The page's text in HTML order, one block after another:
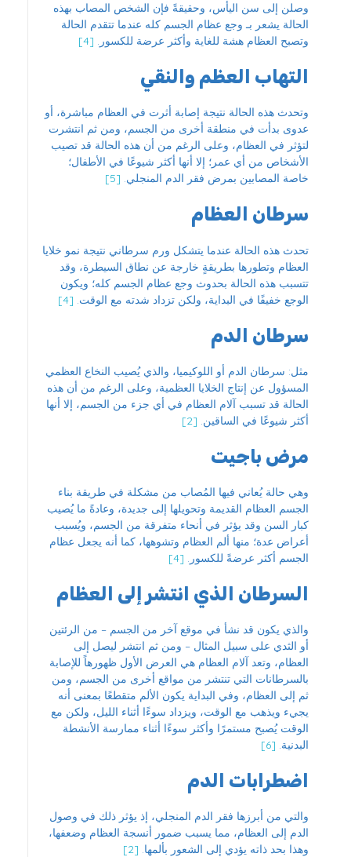
وصلن إلى سن اليأس، وحقيقةً فإن الشخص المصاب بهذه
الحالة يشعر بـ وجع عظام الجسم كله عندما تتقدم الحالة
وتصبح العظام هشة للغاية وأكثر عرضة للكسور. [4]
التهاب العظم والنقي
وتحدث هذه الحالة نتيجة إصابة أثرت في العظام مباشرة، أو
عدوى بدأت في منطقة أخرى من الجسم، ومن ثم انتشرت
لتؤثر في العظام، وعلى الرغم من أن هذه الحالة قد تصيب
الأشخاص من أي عمر؛ إلا أنها أكثر شيوعًا في الأطفال؛
خاصة المصابين بمرض فقر الدم المنجلي. [5]
سرطان العظام
تحدث هذه الحالة عندما يتشكل ورم سرطاني نتيجة نمو خلايا
العظام وتطورها بطريقةٍ خارجة عن نطاق السيطرة، وقد
تتسبب هذه الحالة بحدوث وجع عظام الجسم كله؛ ويكون
الوجع خفيفًا في البداية، ولكن تزداد شدته مع الوقت. [4]
سرطان الدم
مثل: سرطان الدم أو اللوكيميا، والذي يُصيب النخاع العظمي
المسؤول عن إنتاج الخلايا العظمية، وعلى الرغم من أن هذه
الحالة قد تسبب آلام العظام في أي جزء من الجسم، إلا أنها
أكثر شيوعًا في الساقين. [2]
مرض باجيت
وهي حالة يُعاني فيها المُصاب من مشكلة في طريقة بناء
الجسم العظام القديمة وتحويلها إلى جديدة، وعادةً ما يُصيب
كبار السن وقد يؤثر في أنحاء متفرقة من الجسم، ويُسبب
أعراض عدة؛ منها ألم العظام وتشوهها، كما أنه يجعل عظام
الجسم أكثر عرضةً للكسور. [4]
السرطان الذي انتشر إلى العظام
والذي يكون قد نشأ في موقع آخر من الجسم – من الرئتين
أو الثدي على سبيل المثال – ومن ثم انتشر ليصل إلى
العظام، وتعد آلام العظام هي العرض الأول ظهورهاً للإصابة
بالسرطانات التي تنتشر من مواقع أخرى من الجسم، ومن
ثم إلى العظام، وفي البداية يكون الألم متقطعًا بمعنى أنه
يجيء ويذهب مع الوقت، ويزداد سوءًا أثناء الليل، ولكن مع
الوقت يُصبح مستمرًا وأكثر سوءًا أثناء ممارسة الأنشطة
البدنية. [6]
اضطرابات الدم
والتي من أبرزها فقر الدم المنجلي، إذ يؤثر ذلك في وصول
الدم إلى العظام، مما يسبب ضمور أنسجة العظام وضعفها،
وهذا بحد ذاته يؤدي إلى الشعور بألمها. [2]